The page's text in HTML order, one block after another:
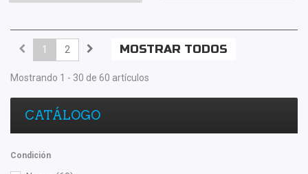
MOSTRAR TODOS
1 2
Mostrando 1 - 30 de 60 artículos
CATÁLOGO
Condición